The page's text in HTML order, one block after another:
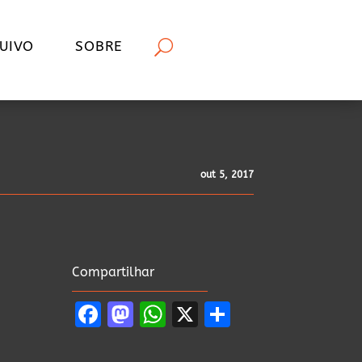
SOBRE
out 5, 2017
Compartilhar
Facebook
Mastodon
WhatsApp
X